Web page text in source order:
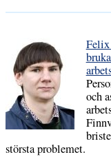
Felix
och
största problemet.